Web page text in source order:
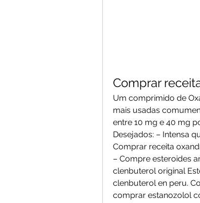
Comprar
Um comprimido de
mais usadas
entre 10 mg e 40 mg
Desejados: – Intensa
Comprar receita
– Compre esteroides
clenbuterol original
clenbuterol en peru.
comprar estanozolol